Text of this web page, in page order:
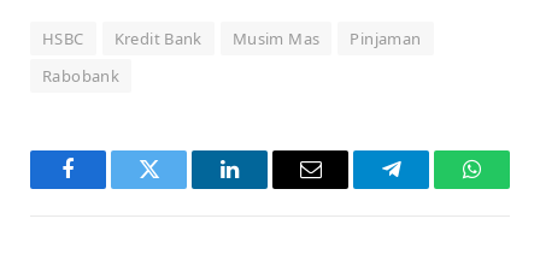
HSBC Kredit Bank Musim Mas
Pinjaman
Rabobank
FacebookTwitter LinkedInEmail Telegram